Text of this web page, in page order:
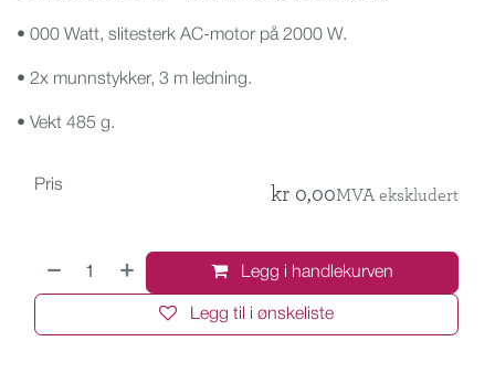
• 000 Watt, slitesterk AC-motor på 2000 W.
• 2x munnstykker, 3 m ledning.
• Vekt 485 g.
Legg i handlekurven
Legg til i ønskeliste
Pris kr 0,00MVA ekskludert